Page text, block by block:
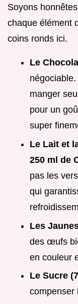
Soyons
chaque élément
coins ronds ici.
Le
manger
pour un
super
Le Lait et
250 ml de
pas les
qui
Les
des œufs
en couleur
Le Sucre
compenser